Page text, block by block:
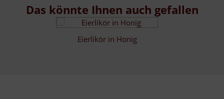
Das könnte Ihnen auch gefallen
Eierlikör in Honig